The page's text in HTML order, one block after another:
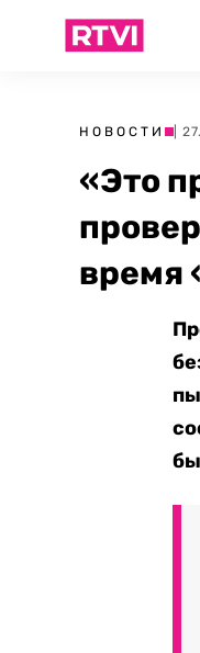
НОВОСТИ |
«Это
время